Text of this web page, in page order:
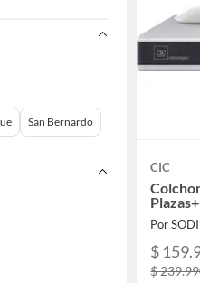
San Bernardo
CIC
Por
$
$